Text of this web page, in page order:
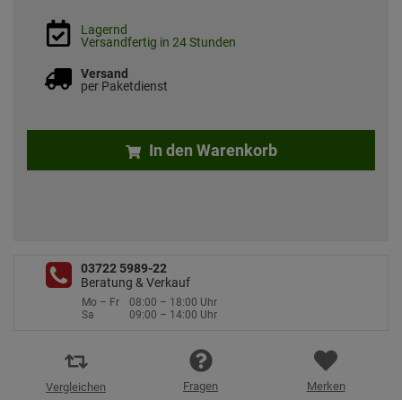
Lagernd
Versandfertig in 24 Stunden
Versand
per Paketdienst
In den Warenkorb
03722 5989-22
Beratung & Verkauf
Mo – Fr
08:00 – 18:00 Uhr
Sa
09:00 – 14:00 Uhr
Vergleichen Fragen Merken